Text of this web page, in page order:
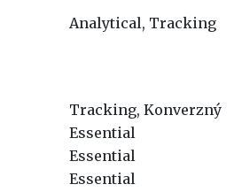
Analytical, Tracking
Tracking, Konverzný
Essential
Essential
Essential